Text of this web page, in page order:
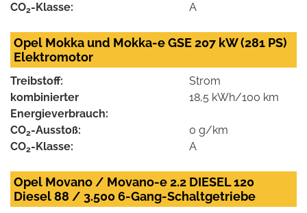
CO2-Klasse: A
Opel Mokka und Mokka-e GSE 207 kW (281 PS)
Elektromotor
Treibstoff:
Strom
kombinierter
Energieverbrauch:
18,5 kWh/100 km
CO2-Ausstoß:
0 g/km
CO2-Klasse: A
Opel Movano / Movano-e 2.2 DIESEL 120
Diesel 88 / 3.500 6-Gang-Schaltgetriebe